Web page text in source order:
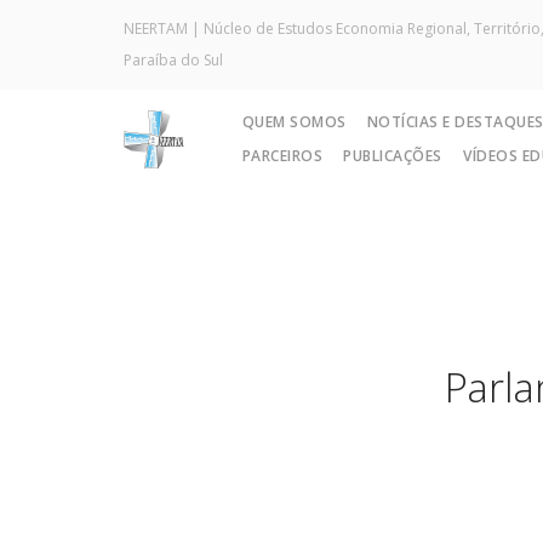
NEERTAM | Núcleo de Estudos Economia Regional,
Paraíba do Sul
QUEM SOMOS NOTÍCIAS E DESTAQUES
PARCEIROS
PUBLICAÇÕES
VÍDEOS